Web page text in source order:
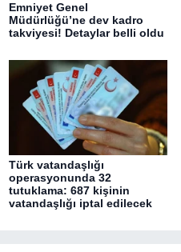
Emniyet Genel
Müdürlüğü’ne dev kadro
takviyesi! Detaylar belli oldu
Türk vatandaşlığı
operasyonunda 32
tutuklama: 687 kişinin
vatandaşlığı iptal edilecek